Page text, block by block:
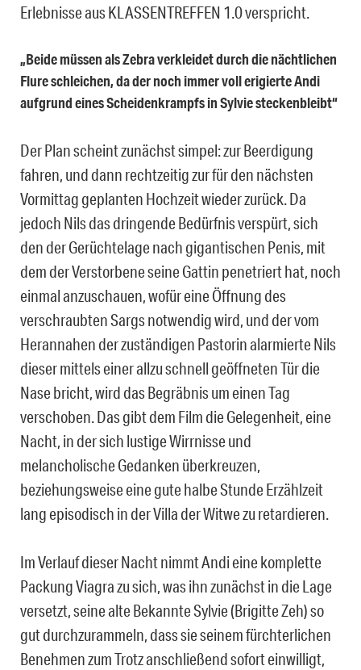
Erlebnisse aus KLASSENTREFFEN 1.0 verspricht.
„Beide müssen als Zebra verkleidet durch die nächtlichen
Flure schleichen, da der noch immer voll erigierte Andi
aufgrund eines Scheidenkrampfs in Sylvie steckenbleibt“
Der Plan scheint zunächst simpel: zur Beerdigung
fahren, und dann rechtzeitig zur für den nächsten
Vormittag geplanten Hochzeit wieder zurück. Da
jedoch Nils das dringende Bedürfnis verspürt, sich
den der Gerüchtelage nach gigantischen Penis, mit
dem der Verstorbene seine Gattin penetriert hat, noch
einmal anzuschauen, wofür eine Öffnung des
verschraubten Sargs notwendig wird, und der vom
Herannahen der zuständigen Pastorin alarmierte Nils
dieser mittels einer allzu schnell geöffneten Tür die
Nase bricht, wird das Begräbnis um einen Tag
verschoben. Das gibt dem Film die Gelegenheit, eine
Nacht, in der sich lustige Wirrnisse und
melancholische Gedanken überkreuzen,
beziehungsweise eine gute halbe Stunde Erzählzeit
lang episodisch in der Villa der Witwe zu retardieren.
Im Verlauf dieser Nacht nimmt Andi eine komplette
Packung Viagra zu sich, was ihn zunächst in die Lage
versetzt, seine alte Bekannte Sylvie (Brigitte Zeh) so
gut durchzurammeln, dass sie seinem fürchterlichen
Benehmen zum Trotz anschließend sofort einwilligt,